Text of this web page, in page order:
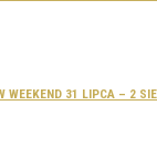
WEEKEND 31 LIPCA – 2